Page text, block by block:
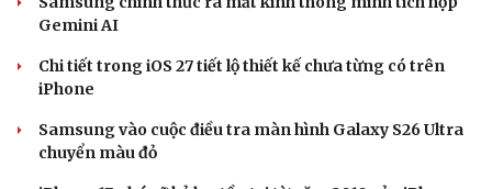
Gemini AI
Chi tiết trong iOS 27 tiết lộ thiết kế chưa từng có trên
iPhone
Samsung vào cuộc điều tra màn hình Galaxy S26 Ultra
chuyển màu đỏ